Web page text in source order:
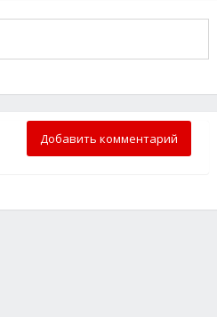
Добавить комментарий